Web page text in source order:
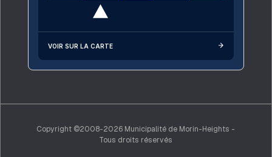
VOIR SUR LA CARTE
Copyright ©2008-2026 Municipalité de Morin-Heights -
Tous droits réservés